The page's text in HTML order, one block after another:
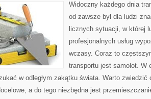
Widoczny każdego dnia
od zawsze był dla ludzi
licznych sytuacji, w której
profesjonalnych usług
wczasy. Coraz to
transportu jest samolot. W
w odległym zakątku świata. Warto
a do tego niezbędna jest